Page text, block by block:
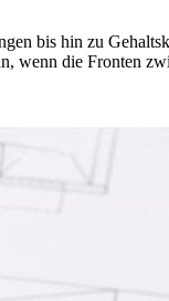
bis hin zu
wenn die Fronten